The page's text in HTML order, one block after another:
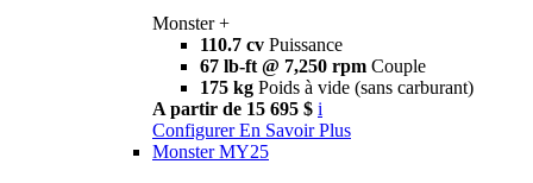
Monster +
110.7 cv Puissance
67 lb-ft @ 7,250 rpm Couple
175 kg Poids à vide (sans carburant)
A partir de 15 695 $ i
Configurer En Savoir Plus
Monster MY25